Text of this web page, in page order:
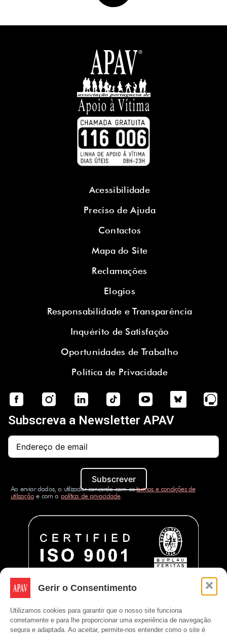
Gerir o Consentimento
Utilizamos cookies para garantir que o nosso site funciona
corretamente e para lhe proporcionar uma experiência de navegação
segura e adaptada. Ao aceitar, permite-nos entender como o site é
Acessibilidade
Preciso de Ajuda
Contactos
Mapa do Site
Reclamações
Elogios
Responsabilidade e Transparência
Inquérito de Satisfação
Oportunidades de Trabalho
Política de Privacidade
Subscreva a Newsletter APAV
Subscrever
Ao enviar dados, o utilizador concorda com ostermos e condições de
utilizaçãoe com a política de privacidade.